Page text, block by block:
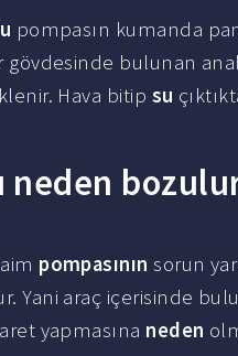
pompasın kumanda
bulunan
Hava bitip su
neden
pompasının sorun
Yani araç içerisinde
yapmasına neden